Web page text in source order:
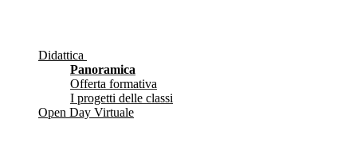
Didattica
Panoramica
Offerta formativa
I progetti delle classi
Open Day Virtuale